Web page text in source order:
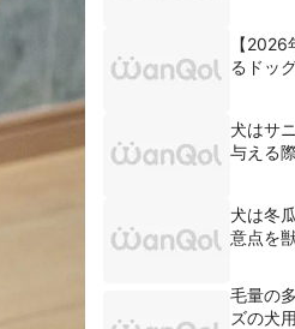
【
るドッ
犬はサ
与える
犬は冬
意点を
毛量の
ズの犬